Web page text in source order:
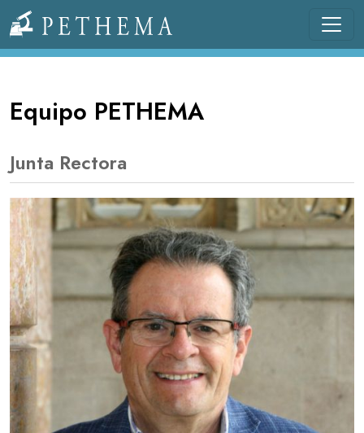
Llevamos la investigación en la sangre.
Equipo PETHEMA
Junta Rectora